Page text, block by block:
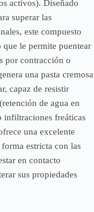
activos). Diseñado
superar las
este compuesto
que le permite puentear
por contracción o
una pasta cremosa
capaz de resistir
de agua en
infiltraciones freáticas
una excelente
estricta con las
en contacto
sus propiedades